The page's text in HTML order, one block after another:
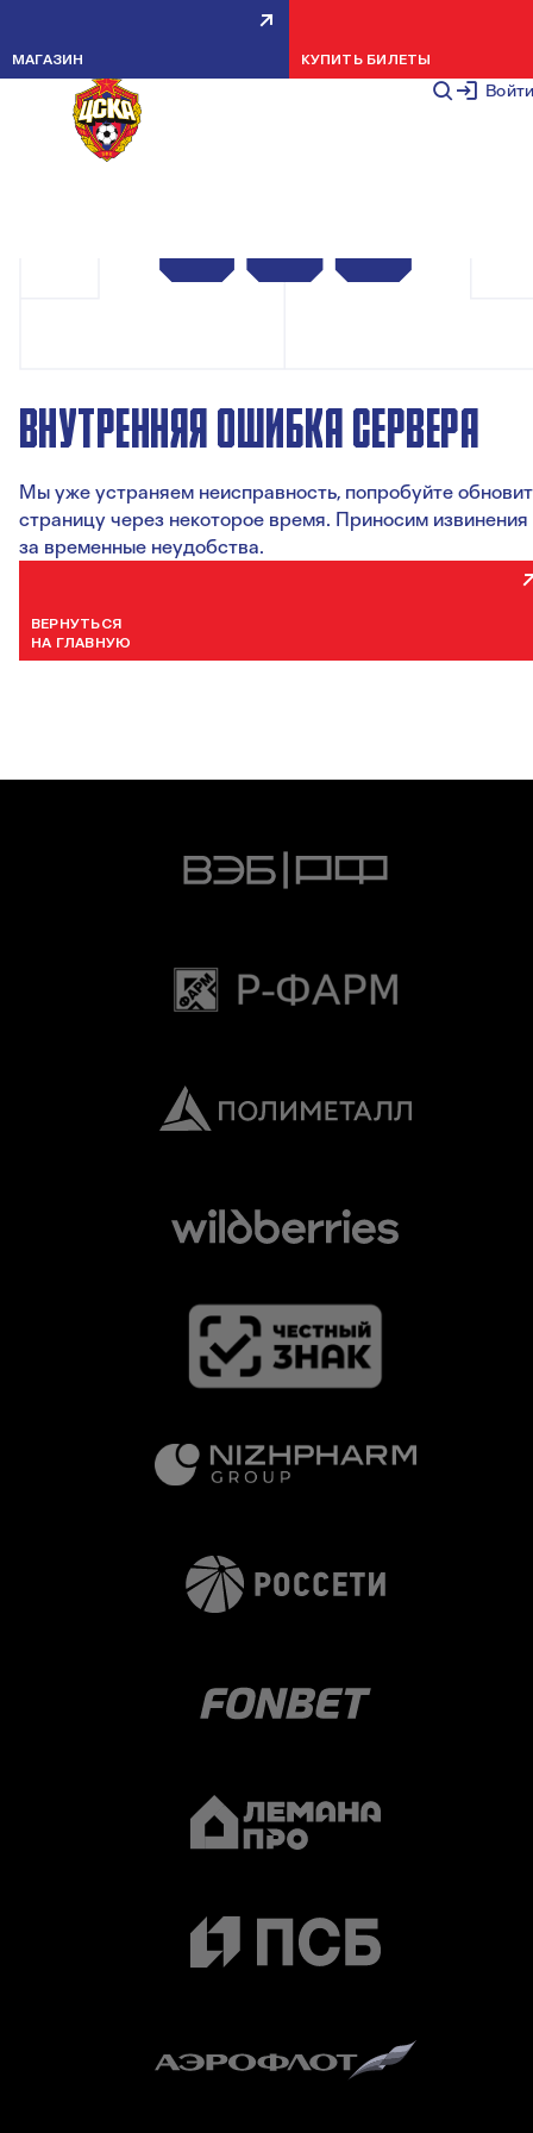
Войти
МАГАЗИН КУПИТЬ БИЛЕТЫ
ВНУТРЕННЯЯ ОШИБКА СЕРВЕРА
Мы уже устраняем неисправность, попробуйте
страницу через некоторое время. Приносим извинения
за временные неудобства.
ВЕРНУТЬСЯ
НА ГЛАВНУЮ